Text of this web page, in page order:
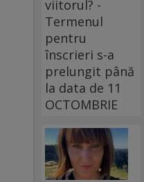
viitorul? -
Termenul
pentru
înscrieri s-a
prelungit până
la data de 11
OCTOMBRIE